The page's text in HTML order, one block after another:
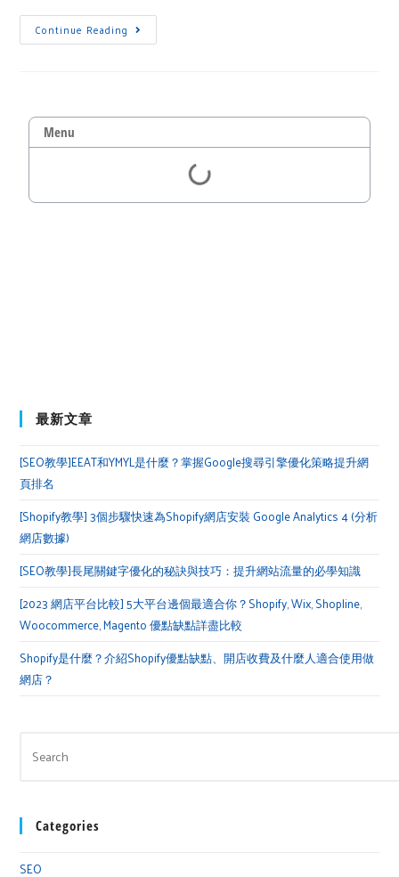
Continue Reading
Menu
最新文章
[SEO教學]EEAT和YMYL是什麼？掌握Google搜尋引擎優化策略提升網
頁排名
[Shopify教學] 3個步驟快速為Shopify網店安裝 Google Analytics 4 (分析
網店數據)
[SEO教學]長尾關鍵字優化的秘訣與技巧：提升網站流量的必學知識
[2023 網店平台比較] 5大平台邊個最適合你？Shopify, Wix, Shopline,
Woocommerce, Magento 優點缺點詳盡比較
Shopify是什麼？介紹Shopify優點缺點、開店收費及什麼人適合使用做
網店？
Categories
SEO